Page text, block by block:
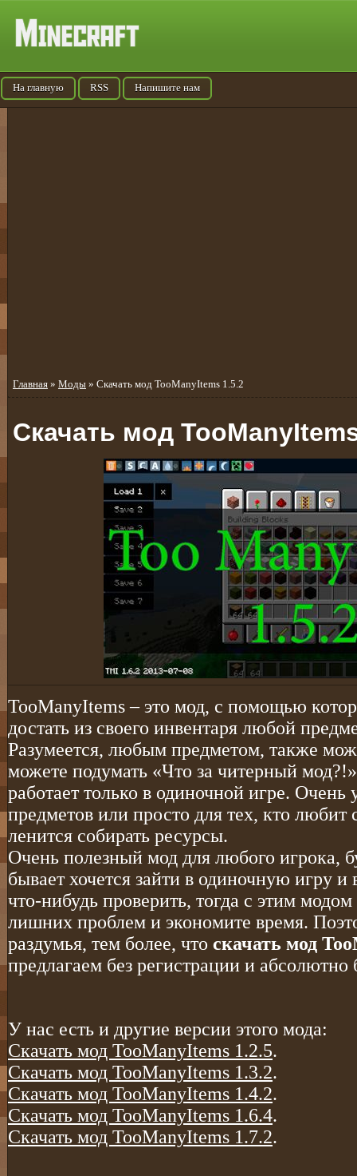
На главную RSS Напишите нам
Главная » Моды » Скачать мод TooManyItems 1.5.2
Скачать мод
TooManyItems – это мод, с помощью
достать из своего инвентаря любой
Разумеется, любым предметом, также
можете подумать «Что за читерный
работает только в одиночной игре. Очень
предметов или просто для тех, кто любит
ленится собирать ресурсы.
Очень полезный мод для любого игрока,
бывает хочется зайти в одиночную игру
что-нибудь проверить, тогда с этим
лишних проблем и экономите время.
раздумья, тем более, что скачать мод
предлагаем без регистрации и абсолютно
У нас есть и другие версии этого мода:
Скачать мод TooManyItems 1.2.5.
Скачать мод TooManyItems 1.3.2.
Скачать мод TooManyItems 1.4.2.
Скачать мод TooManyItems 1.6.4.
Скачать мод TooManyItems 1.7.2.